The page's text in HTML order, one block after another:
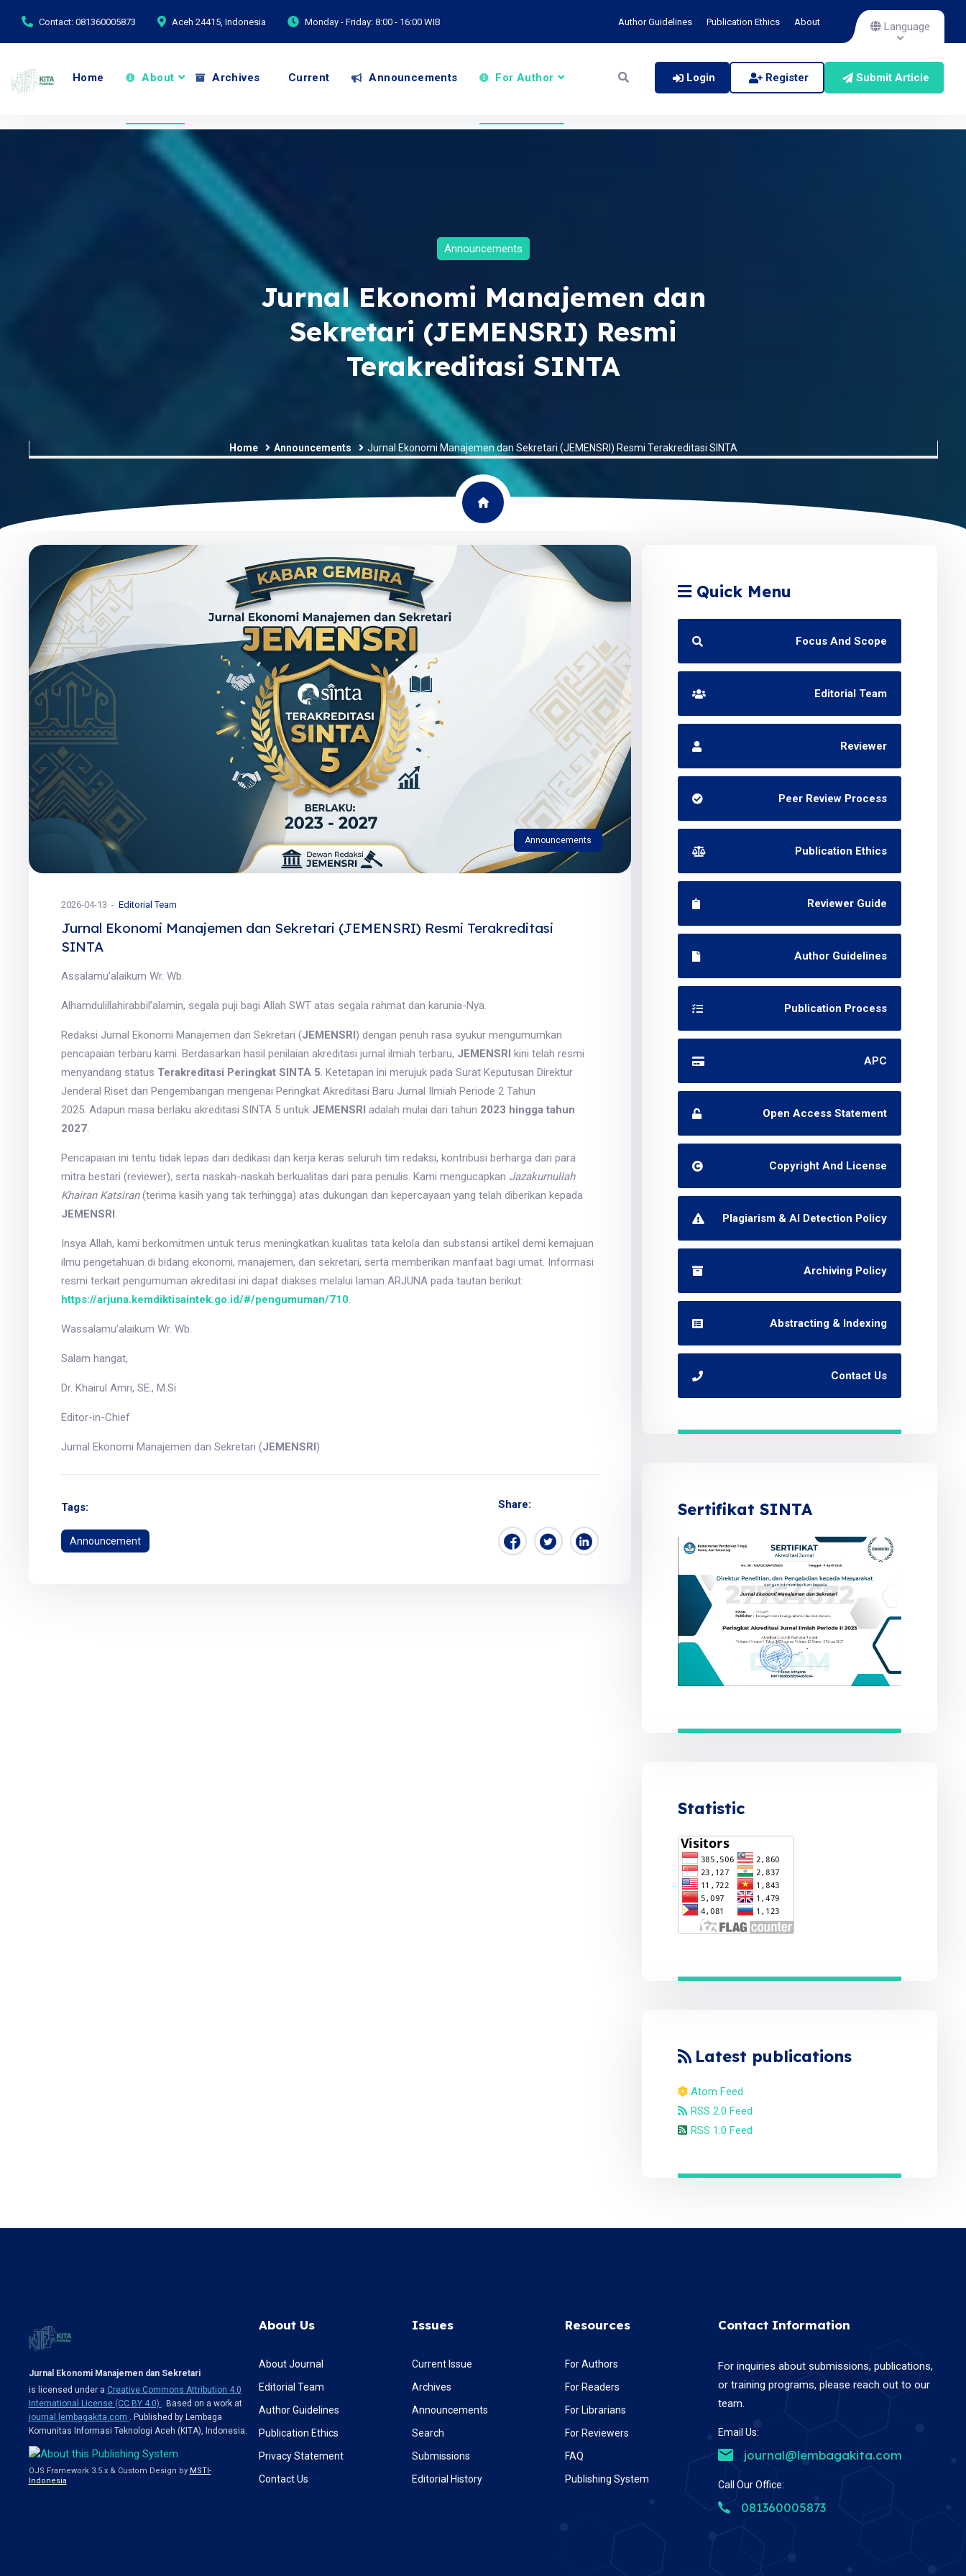
Contact: 081360005873 Aceh 24415, Indonesia Monday - Friday: 8:00 - 16:00 WIB Author Guidelines Publication Ethics About Language
Home About Archives Current Announcements For Author Login Register Submit Article
Announcements
Jurnal Ekonomi Manajemen dan
Sekretari (JEMENSRI) Resmi
Terakreditasi SINTA
Home Announcements Jurnal Ekonomi Manajemen dan Sekretari (JEMENSRI) Resmi Terakreditasi SINTA
Announcements
2026-04-13 Editorial Team
Jurnal Ekonomi Manajemen dan Sekretari (JEMENSRI) Resmi Terakreditasi
SINTA
Assalamu’alaikum Wr. Wb.
Alhamdulillahirabbil’alamin, segala puji bagi Allah SWT atas segala rahmat dan karunia-Nya.
Redaksi Jurnal Ekonomi Manajemen dan Sekretari (JEMENSRI) dengan penuh rasa syukur mengumumkan
pencapaian terbaru kami. Berdasarkan hasil penilaian akreditasi jurnal ilmiah terbaru, JEMENSRI kini telah resmi
menyandang status Terakreditasi Peringkat SINTA 5. Ketetapan ini merujuk pada Surat Keputusan Direktur
Jenderal Riset dan Pengembangan mengenai Peringkat Akreditasi Baru Jurnal Ilmiah Periode 2 Tahun
2025. Adapun masa berlaku akreditasi SINTA 5 untuk JEMENSRI adalah mulai dari tahun 2023 hingga tahun
2027.
Pencapaian ini tentu tidak lepas dari dedikasi dan kerja keras seluruh tim redaksi, kontribusi berharga dari para
mitra bestari (reviewer), serta naskah-naskah berkualitas dari para penulis. Kami mengucapkan Jazakumullah
Khairan Katsiran(terima kasih yang tak terhingga) atas dukungan dan kepercayaan yang telah diberikan kepada
JEMENSRI.
Insya Allah, kami berkomitmen untuk terus meningkatkan kualitas tata kelola dan substansi artikel demi kemajuan
ilmu pengetahuan di bidang ekonomi, manajemen, dan sekretari, serta memberikan manfaat bagi umat. Informasi
resmi terkait pengumuman akreditasi ini dapat diakses melalui laman ARJUNA pada tautan berikut:
https://arjuna.kemdiktisaintek.go.id/#/pengumuman/710.
Wassalamu’alaikum Wr. Wb.
Salam hangat,
Dr. Khairul Amri, SE., M.Si
Editor-in-Chief
Jurnal Ekonomi Manajemen dan Sekretari (JEMENSRI)
Tags:
Announcement
Share:
Quick Menu
Focus And Scope
Editorial Team
Reviewer
Peer Review Process
Publication Ethics
Reviewer Guide
Author Guidelines
Publication Process
APC
Open Access Statement
Copyright And License
Plagiarism & AI Detection Policy
Archiving Policy
Abstracting & Indexing
Contact Us
Sertifikat SINTA
Statistic
Latest publications
Atom Feed
RSS 2.0 Feed
RSS 1.0 Feed
Jurnal Ekonomi Manajemen dan Sekretari
is licensed under a Creative Commons Attribution 4.0
International License (CC BY 4.0)
. Based on a work at
journal.lembagakita.com
. Published by Lembaga
Komunitas Informasi Teknologi Aceh (KITA), Indonesia.
OJS Framework 3.5.x & Custom Design by MSTI-
Indonesia
About Us
About Journal
Editorial Team
Author Guidelines
Publication Ethics
Privacy Statement
Contact Us
Issues
Current Issue
Archives
Announcements
Search
Submissions
Editorial History
Resources
For Authors
For Readers
For Librarians
For Reviewers
FAQ
Publishing System
Contact Information
For inquiries about submissions, publications,
or training programs, please reach out to our
team.
Email Us:
journal@lembagakita.com
Call Our Office:
081360005873